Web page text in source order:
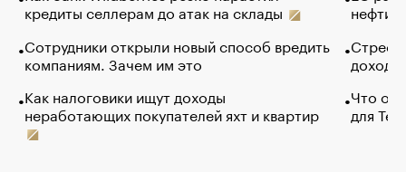
кредиты селлерам до атак на склады
Сотрудники открыли новый способ вредить
компаниям. Зачем им это
Как налоговики ищут доходы
неработающих покупателей яхт и квартир
нефти
Что
для